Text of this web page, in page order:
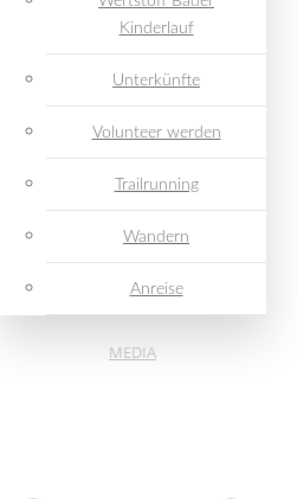
Kinderlauf
Unterkünfte
Volunteer werden
Trailrunning
Wandern
Anreise
MEDIA